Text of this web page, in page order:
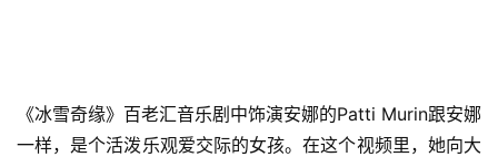
《冰雪奇缘》百老汇音乐剧中饰演安娜的Patti Murin跟安娜
一样，是个活泼乐观爱交际的女孩。在这个视频里，她向大